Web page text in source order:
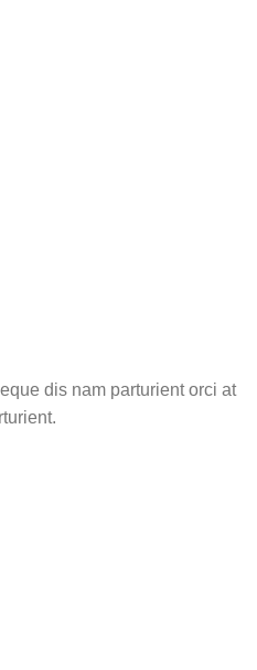
dis nam parturient orci at